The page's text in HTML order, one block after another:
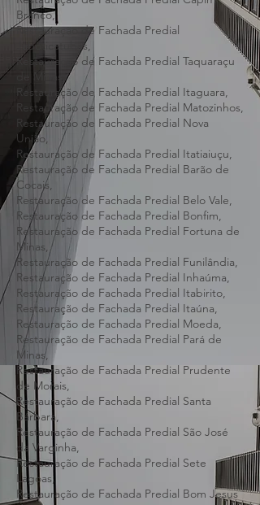
Restauração de Fachada Predial Baldim,
Restauração de Fachada Predial Capim
Branco,
Restauração de Fachada Predial
Jaboticatubas,
Restauração de Fachada Predial Taquaraçu
de Minas,
Restauração de Fachada Predial Itaguara,
Restauração de Fachada Predial Matozinhos,
Restauração de Fachada Predial Nova
União,
Restauração de Fachada Predial Itatiaiuçu,
Restauração de Fachada Predial Barão de
Cocais,
Restauração de Fachada Predial Belo Vale,
Restauração de Fachada Predial Bonfim,
Restauração de Fachada Predial Fortuna de
Minas,
Restauração de Fachada Predial Funilândia,
Restauração de Fachada Predial Inhaúma,
Restauração de Fachada Predial Itabirito,
Restauração de Fachada Predial Itaúna,
Restauração de Fachada Predial Moeda,
Restauração de Fachada Predial Pará de
Minas,
Restauração de Fachada Predial Prudente
de Morais,
Restauração de Fachada Predial Santa
Bárbara,
Restauração de Fachada Predial São José
da Varginha,
Restauração de Fachada Predial Sete